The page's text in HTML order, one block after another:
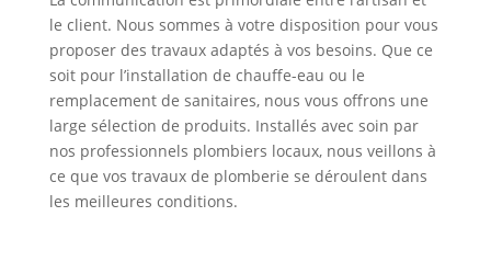
le client. Nous sommes à votre disposition pour vous
proposer des travaux adaptés à vos besoins. Que ce
soit pour l’installation de chauffe-eau ou le
remplacement de sanitaires, nous vous offrons une
large sélection de produits. Installés avec soin par
nos professionnels plombiers locaux, nous veillons à
ce que vos travaux de plomberie se déroulent dans
les meilleures conditions.